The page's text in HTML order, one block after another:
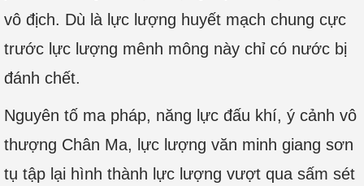
vô địch. Dù là lực lượng huyết mạch chung cực
trước lực lượng mênh mông này chỉ có nước bị
đánh chết.
Nguyên tố ma pháp, năng lực đấu khí, ý cảnh vô
thượng Chân Ma, lực lượng văn minh giang sơn
tụ tập lại hình thành lực lượng vượt qua sấm sét